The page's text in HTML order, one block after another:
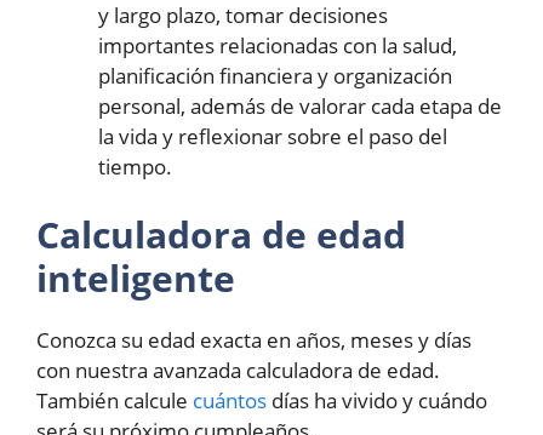
y largo plazo, tomar decisiones
importantes relacionadas con la salud,
planificación financiera y organización
personal, además de valorar cada etapa de
la vida y reflexionar sobre el paso del
tiempo.
Calculadora de edad
inteligente
Conozca su edad exacta en años, meses y días
con nuestra avanzada calculadora de edad.
También calcule cuántos días ha vivido y cuándo